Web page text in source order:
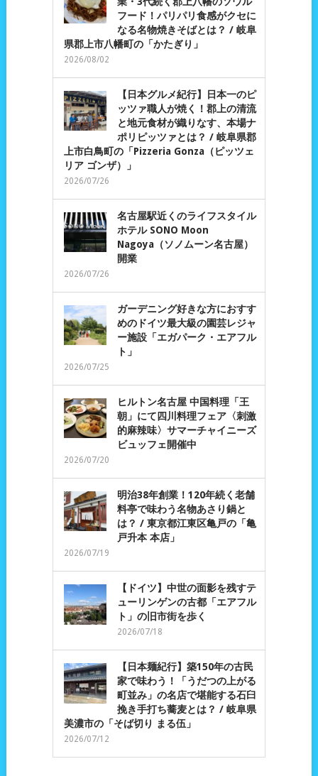
フード！パリパリ食感がクセに
なる名物焼きそばとは？ / 岐阜
県郡上市八幡町の「かたぎり」
2026/08/02
【日本グルメ紀行】日本一のピ
ッツァ職人が焼く！郡上の清流
と地元食材が織りなす、本場ナ
ポリピッツァとは？ / 岐阜県郡
上市白鳥町の「Pizzeria Gonza（ピッツェ
リア ゴンザ）」
2026/07/26
名古屋駅近くのライフスタイル
ホテル SONO Moon
Nagoya（ソノムーン名古屋）
開業
2026/07/26
ガーデニング好きな方におすす
めのドイツ最大級の園芸レジャ
ー施設「エガパーク・エアフル
ト」
2026/07/25
ヒルトン名古屋 中国料理「王
朝」にて四川料理フェア〈刺激
的麻辣味〉サマーチャイニーズ
ビュッフェ開催中
2026/07/20
明治38年創業！120年続く老舗
料亭で味わう名物あさり鍋と
は？ / 東京都江東区亀戸の「亀
戸升本 本店」
2026/07/19
【ドイツ】中世の面影を残すテ
ューリンゲンの古都「エアフル
ト」の旧市街を歩く
2026/07/18
【日本麺紀行】築150年の古民
家で味わう！「うだつの上がる
町並み」の名店で堪能する石臼
挽き手打ち蕎麦とは？ / 岐阜県
美濃市の「そば切り まる伍」
2026/07/12